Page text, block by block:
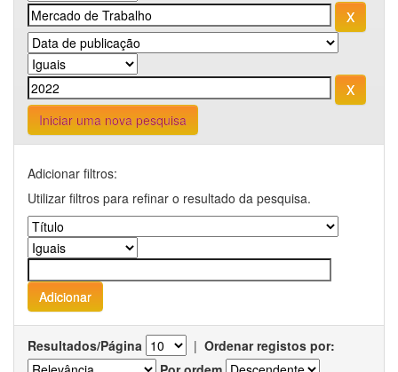
Iniciar uma nova pesquisa
Adicionar filtros:
Utilizar filtros para refinar o resultado da pesquisa.
Resultados/Página | Ordenar registos por: